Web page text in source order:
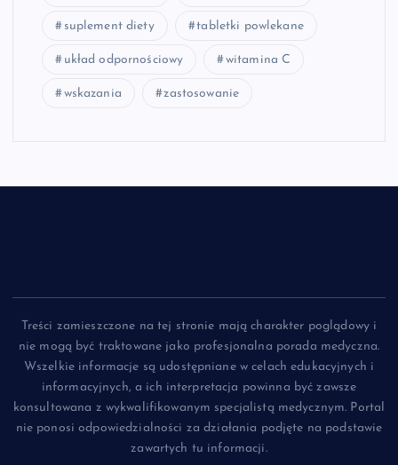
suplement diety tabletki powlekane
układ odpornościowy witamina C
wskazania zastosowanie
Treści zamieszczone na tej stronie mają charakter poglądowy i
nie mogą być traktowane jako profesjonalna porada medyczna.
Wszelkie informacje są udostępniane w celach edukacyjnych i
informacyjnych, a ich interpretacja powinna być zawsze
konsultowana z wykwalifikowanym specjalistą medycznym. Portal
nie ponosi odpowiedzialności za działania podjęte na podstawie
zawartych tu informacji.